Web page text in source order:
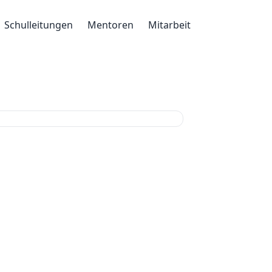
Schulleitungen Mentoren Mitarbeit